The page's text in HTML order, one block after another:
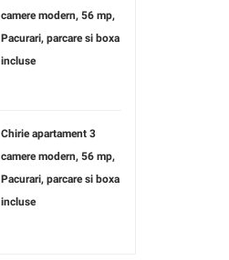
camere modern, 56 mp,
Pacurari, parcare si boxa
incluse
Chirie apartament 3
camere modern, 56 mp,
Pacurari, parcare si boxa
incluse